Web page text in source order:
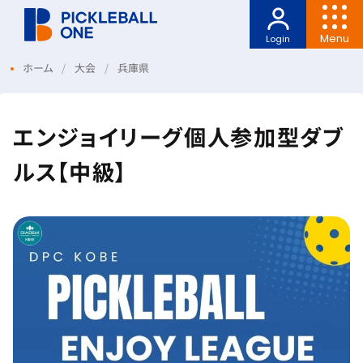
Menu
Login
ホーム 大会 兵庫県
エンジョイリーグ個人参加型ダブ
ルス【中級】